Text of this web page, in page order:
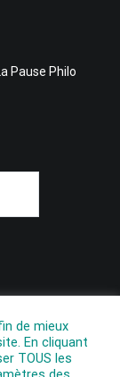
Pause Philo
de mieux
En cliquant
TOUS les